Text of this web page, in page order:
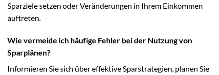
Sparziele setzen oder Veränderungen in Ihrem Einkommen
auftreten.
Wie vermeide ich häufige Fehler bei der Nutzung von
Sparplänen?
Informieren Sie sich über effektive Sparstrategien, planen Sie